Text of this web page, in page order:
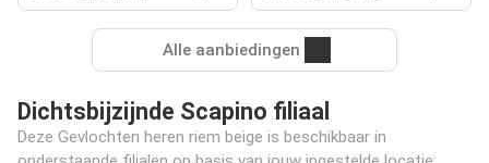
Alle aanbiedingen
Dichtsbijzijnde Scapino filiaal
Deze Gevlochten heren riem beige is beschikbaar in